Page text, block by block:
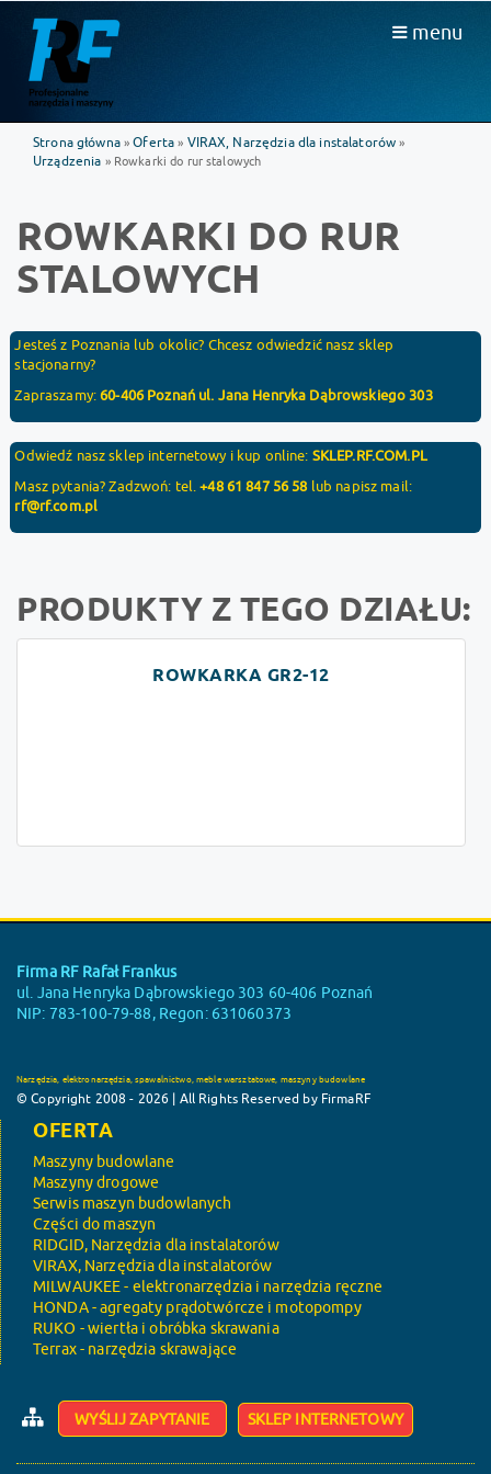
menu
Strona główna»Oferta » VIRAX, Narzędzia dla instalatorów»
Urządzenia » Rowkarki do rur stalowych
ROWKARKI DO RUR
STALOWYCH
Jesteś z Poznania lub okolic? Chcesz odwiedzić nasz sklep
stacjonarny?
Zapraszamy:60-406 Poznań ul. Jana Henryka Dąbrowskiego 303
Odwiedź nasz sklep internetowy i kup online: SKLEP.RF.COM.PL
Masz pytania? Zadzwoń: tel.+48 61 847 56 58 lub napisz mail:
rf@rf.com.pl
PRODUKTY Z TEGO DZIAŁU:
ROWKARKA GR2-12
Firma RF Rafał Frankus
ul. Jana Henryka Dąbrowskiego 303 60-406 Poznań
NIP: 783-100-79-88, Regon: 631060373
Narzędzia, elektronarzędzia, spawalnictwo, meble warsztatowe, maszyny budowlane
© Copyright 2008 - 2026 | All Rights Reserved by FirmaRF
OFERTA
Maszyny budowlane
Maszyny drogowe
Serwis maszyn budowlanych
Części do maszyn
RIDGID, Narzędzia dla instalatorów
VIRAX, Narzędzia dla instalatorów
MILWAUKEE - elektronarzędzia i narzędzia ręczne
HONDA - agregaty prądotwórcze i motopompy
RUKO - wiertła i obróbka skrawania
Terrax - narzędzia skrawające
WYŚLIJ ZAPYTANIE SKLEP INTERNETOWY